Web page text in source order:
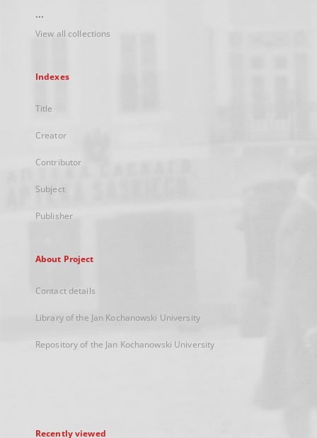
...
View all collections
Indexes
Title
Creator
Contributor
Subject
Publisher
About Project
Contact details
Library of the Jan Kochanowski University
Repository of the Jan Kochanowski University
Recently viewed